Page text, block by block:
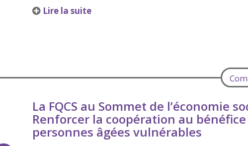
Lire la suite
La FQCS au Sommet de l’économie
Renforcer la coopération au bénéfice
personnes âgées vulnérables